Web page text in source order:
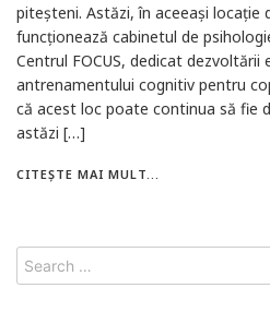
piteșteni. Astăzi, în aceeași locație
funcționează cabinetul de
Centrul FOCUS, dedicat dezvoltării
antrenamentului cognitiv pentru
că acest loc poate continua să fie
astăzi […]
CITEȘTE MAI MULT...
Search
for: